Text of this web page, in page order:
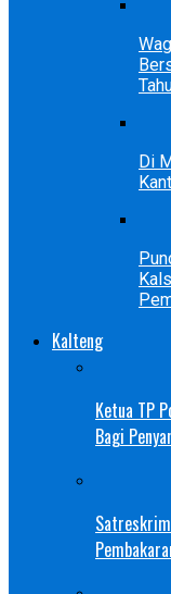
Di
Kalteng
Ketua TP
Bagi